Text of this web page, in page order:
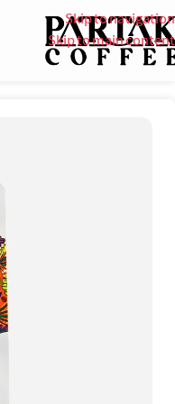
Skip to navigation
Skip to main content